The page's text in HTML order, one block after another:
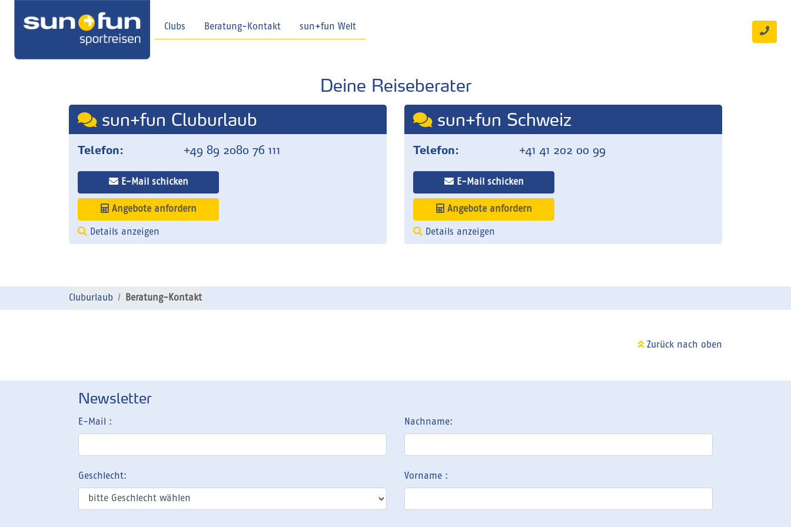
Clubs Beratung-Kontakt sun+fun Welt
Deine Reiseberater
sun+fun Cluburlaub
Telefon: +49 89 2080 76 111
E-Mail schicken
Angebote anfordern
Details anzeigen
sun+fun Schweiz
Telefon: +41 41 202 00 99
E-Mail schicken
Angebote anfordern
Details anzeigen
Cluburlaub Beratung-Kontakt
Zurück nach oben
Newsletter
E-Mail :
Geschlecht:
Nachname:
Vorname :